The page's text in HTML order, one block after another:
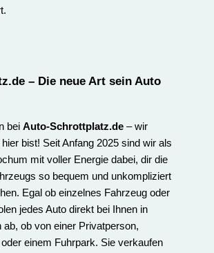
– Die neue Art sein Auto
bei Auto-Schrottplatz.de – wir
bist! Seit Anfang 2025 sind wir als
mit voller Energie dabei, dir die
so bequem und unkompliziert
Egal ob einzelnes Fahrzeug oder
jedes Auto direkt bei Ihnen in
ab, ob von einer Privatperson,
einem Fuhrpark. Sie verkaufen